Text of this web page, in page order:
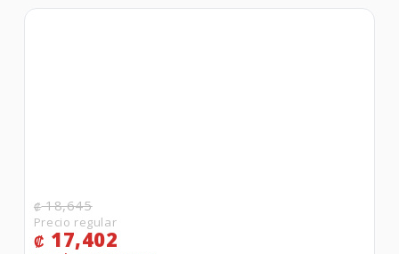
₡18,645
₡ 17,402